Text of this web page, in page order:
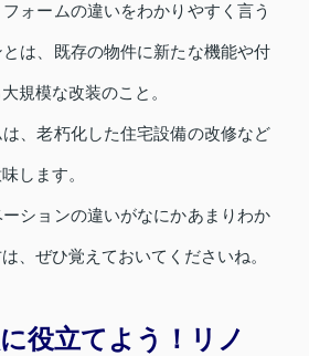
ォームの違いをわかりやすく言う
は、既存の物件に新たな機能や付
規模な改装のこと。
、老朽化した住宅設備の改修など
します。
ションの違いがなにかあまりわか
、ぜひ覚えておいてくださいね。
役立てよう！リノ